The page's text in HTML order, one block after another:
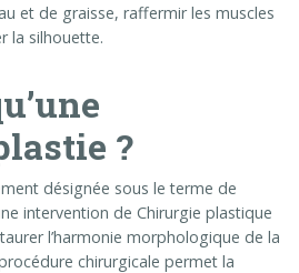
et de graisse, raffermir les muscles
la silhouette.
?
désignée sous le terme de
intervention de Chirurgie plastique
l’harmonie morphologique de la
chirurgicale permet la